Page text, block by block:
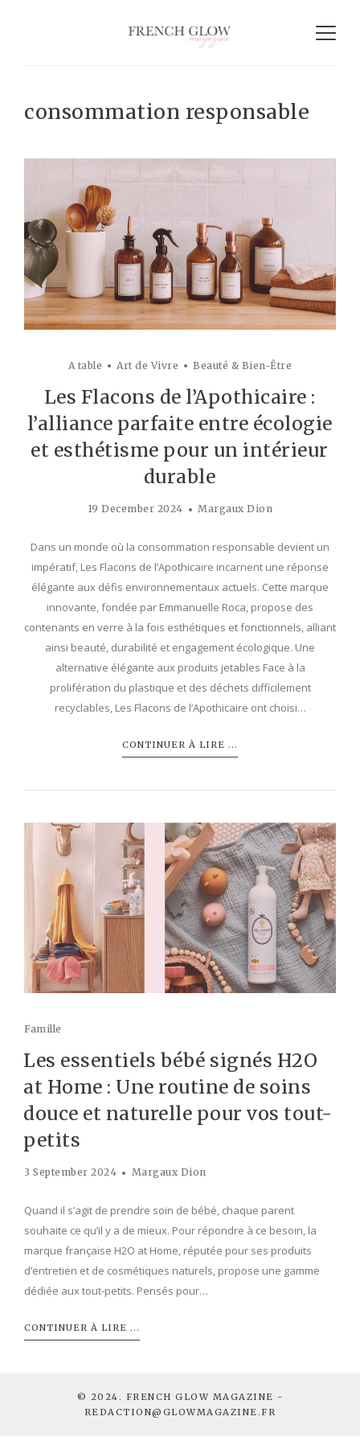
consommation responsable
A table Art de Vivre Beauté & Bien-Être
Les Flacons de l’Apothicaire :
l’alliance parfaite entre écologie
et esthétisme pour un intérieur
durable
19 December 2024 Margaux Dion
Dans un monde où la consommation responsable devient un
impératif, Les Flacons de l’Apothicaire incarnent une réponse
élégante aux défis environnementaux actuels. Cette marque
innovante, fondée par Emmanuelle Roca, propose des
contenants en verre à la fois esthétiques et fonctionnels, alliant
ainsi beauté, durabilité et engagement écologique. Une
alternative élégante aux produits jetables Face à la
prolifération du plastique et des déchets difficilement
recyclables, Les Flacons de l’Apothicaire ont choisi…
CONTINUER À LIRE ...
Famille
Les essentiels bébé signés H2O
at Home : Une routine de soins
douce et naturelle pour vos tout-
petits
3 September 2024 Margaux Dion
Quand il s’agit de prendre soin de bébé, chaque parent
souhaite ce qu’il y a de mieux. Pour répondre à ce besoin, la
marque française H2O at Home, réputée pour ses produits
d’entretien et de cosmétiques naturels, propose une gamme
dédiée aux tout-petits. Pensés pour…
CONTINUER À LIRE ...
© 2024. FRENCH GLOW MAGAZINE -
REDACTION@GLOWMAGAZINE.FR